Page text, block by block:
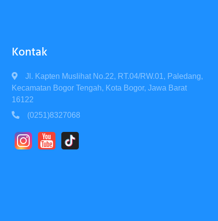
Kontak
Jl. Kapten Muslihat No.22, RT.04/RW.01, Paledang,
Kecamatan Bogor Tengah, Kota Bogor, Jawa Barat
16122
(0251)8327068